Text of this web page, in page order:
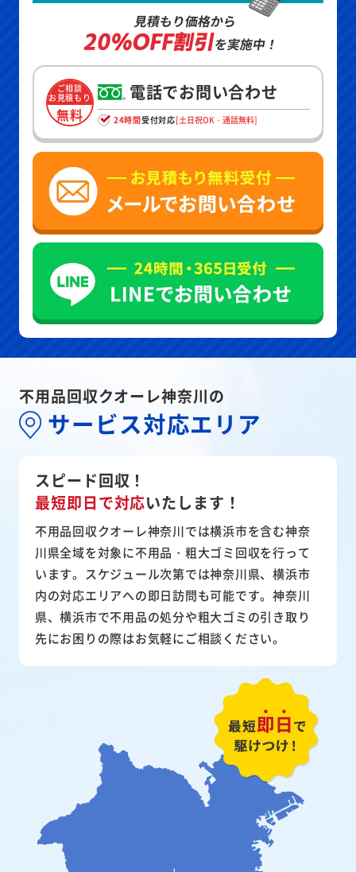
見積もり価格から
20%OFF割引を実施中！
ご相談
お見積もり
無料
電話でお問い合わせ
24時間受付対応[土日祝OK・通話無料]
不用品回収クオーレ神奈川の
サービス対応エリア
スピード回収！
最短即日で対応いたします！
不用品回収クオーレ神奈川では横浜市を含む神奈
川県全域を対象に不用品・粗大ゴミ回収を行って
います。スケジュール次第では神奈川県、横浜市
内の対応エリアへの即日訪問も可能です。神奈川
県、横浜市で不用品の処分や粗大ゴミの引き取り
先にお困りの際はお気軽にご相談ください。